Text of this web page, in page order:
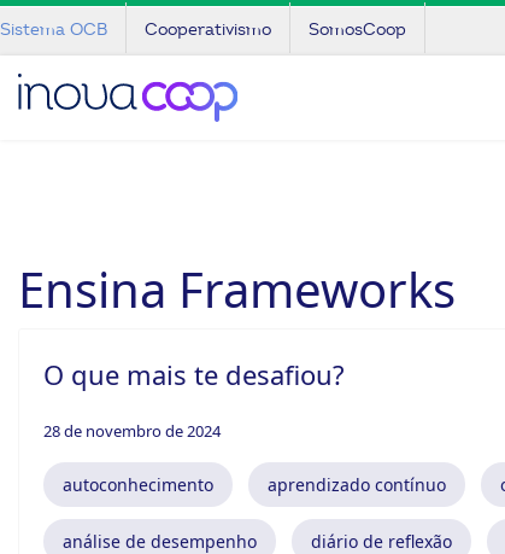
Sistema OCB Cooperativismo SomosCoop
Ensina Frameworks
O que mais te desafiou?
28 de novembro de 2024
autoconhecimento aprendizado contínuo
análise de desempenho diário de reflexão